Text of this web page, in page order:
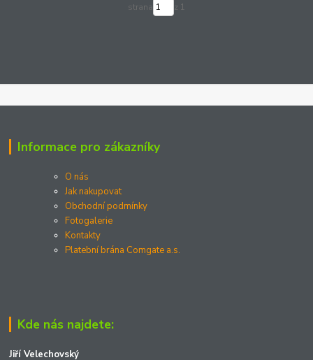
strana z 1
Informace pro zákazníky
O nás
Jak nakupovat
Obchodní podmínky
Fotogalerie
Kontakty
Platební brána Comgate a.s.
Kde nás najdete:
Jiří Velechovský